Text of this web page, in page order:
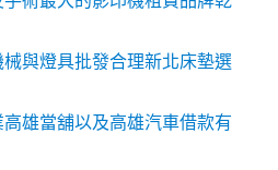
與燈具批發合理新北床墊選
雄當舖以及高雄汽車借款有